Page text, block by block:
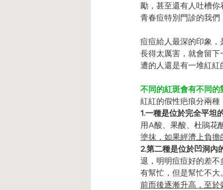
勵，甚至還有人吐槽
青春痘特別門診的我
痘痘給人最深的印象
長得太厲害，就會留下
遭的人還是有一堆紅
不同的紅斑會有不同的
紅紅的假性疤痕分兩種
1.一種是位於完全平坦
用A酸、果酸、杜鵑花
塗抹，如果經濟上負
2.第二種是位於凹洞內
退，明明痘痘好的差
有幫忙，但是幫忙不大
前而後逐漸升高，至於